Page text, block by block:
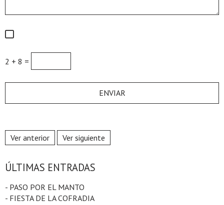
2 + 8 =
Ver anterior Ver siguiente
ÚLTIMAS ENTRADAS
- PASO POR EL MANTO
- FIESTA DE LA COFRADIA